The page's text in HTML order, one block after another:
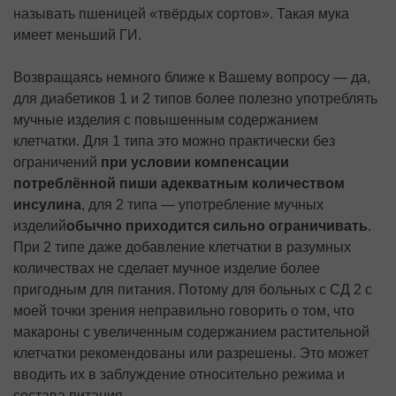
называть пшеницей «твёрдых сортов». Такая мука
имеет меньший ГИ.
Возвращаясь немного ближе к Вашему вопросу — да,
для диабетиков 1 и 2 типов более полезно употреблять
мучные изделия с повышенным содержанием
клетчатки. Для 1 типа это можно практически без
ограничений при условии компенсации
потреблённой пиши адекватным количеством
инсулина, для 2 типа — употребление мучных
изделийобычно приходится сильно ограничивать.
При 2 типе даже добавление клетчатки в разумных
количествах не сделает мучное изделие более
пригодным для питания. Потому для больных с СД 2 с
моей точки зрения неправильно говорить о том, что
макароны с увеличенным содержанием растительной
клетчатки рекомендованы или разрешены. Это может
вводить их в заблуждение относительно режима и